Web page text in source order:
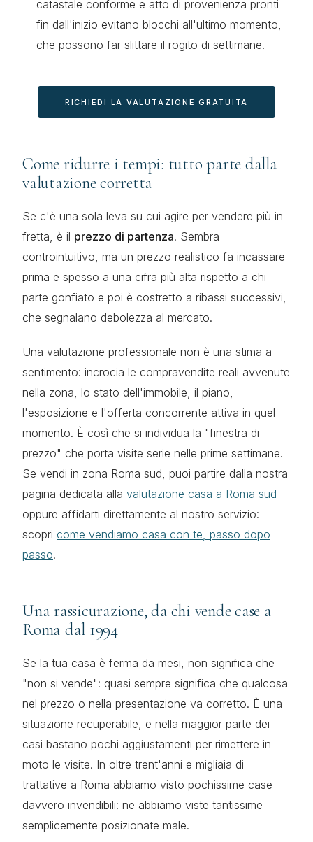
catastale conforme e atto di provenienza pronti
fin dall'inizio evitano blocchi all'ultimo momento,
che possono far slittare il rogito di settimane.
RICHIEDI LA VALUTAZIONE GRATUITA
Come ridurre i tempi: tutto parte dalla
valutazione corretta
Se c'è una sola leva su cui agire per vendere più in
fretta, è il prezzo di partenza. Sembra
controintuitivo, ma un prezzo realistico fa incassare
prima e spesso a una cifra più alta rispetto a chi
parte gonfiato e poi è costretto a ribassi successivi,
che segnalano debolezza al mercato.
Una valutazione professionale non è una stima a
sentimento: incrocia le compravendite reali avvenute
nella zona, lo stato dell'immobile, il piano,
l'esposizione e l'offerta concorrente attiva in quel
momento. È così che si individua la "finestra di
prezzo" che porta visite serie nelle prime settimane.
Se vendi in zona Roma sud, puoi partire dalla nostra
pagina dedicata alla valutazione casa a Roma sud
oppure affidarti direttamente al nostro servizio:
scopri come vendiamo casa con te, passo dopo
passo.
Una rassicurazione, da chi vende case a
Roma dal 1994
Se la tua casa è ferma da mesi, non significa che
"non si vende": quasi sempre significa che qualcosa
nel prezzo o nella presentazione va corretto. È una
situazione recuperabile, e nella maggior parte dei
casi bastano pochi aggiustamenti per rimettere in
moto le visite. In oltre trent'anni e migliaia di
trattative a Roma abbiamo visto pochissime case
davvero invendibili: ne abbiamo viste tantissime
semplicemente posizionate male.